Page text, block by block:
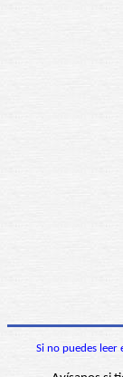
Si no puedes leer